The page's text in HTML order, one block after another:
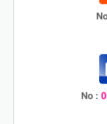
No :